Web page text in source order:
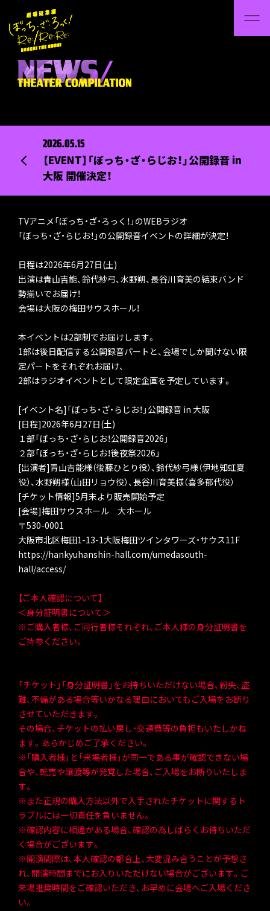
2026.05.15
【EVENT】「ぼっち・ざ・らじお！」公開録音 in
大阪 開催決定！
TVアニメ「ぼっち・ざ・ろっく！」のWEBラジオ
「ぼっち・ざ・らじお！」の公開録音イベントの詳細が決定！
日程は2026年6月27日(土)
出演は青山吉能、鈴代紗弓、水野朔、長谷川育美の結束バンド
勢揃いでお届け！
会場は大阪の梅田サウスホール！
本イベントは2部制でお届けします。
1部は後日配信する公開録音パートと、会場でしか聞けない限
定パートをそれぞれお届け、
2部はラジオイベントとして限定企画を予定しています。
[イベント名]「ぼっち・ざ・らじお！」公開録音 in 大阪
[日程]2026年6月27日(土)
１部「ぼっち・ざ・らじお！公開録音2026」
２部「ぼっち・ざ・らじお！後夜祭2026」
[出演者]青山吉能様（後藤ひとり役）、鈴代紗弓様（伊地知虹夏
役）、水野朔様（山田リョウ役）、長谷川育美様（喜多郁代役）
[チケット情報]5月末より販売開始予定
[会場]梅田サウスホール 大ホール
〒530-0001
大阪市北区梅田1-13-1大阪梅田ツインタワーズ・サウス11F
https://hankyuhanshin-hall.com/umedasouth-
hall/access/
【ご本人確認について】
＜身分証明書について＞
※ご購入者様、ご同行者様それぞれ、ご本人様の身分証明書を
ご持参ください。
「チケット」「身分証明書」をお持ちいただけない場合、紛失、盗
難、不備がある場合等いかなる理由においてもご入場をお断り
させていただきます。
その場合、チケットの払い戻し・交通費等の負担もいたしかね
ます。あらかじめご了承ください。
※「購入者様」と「来場者様」が同一である事が確認できない場
合や、転売や譲渡等が発覚した場合、ご入場をお断りいたしま
す。
※また正規の購入方法以外で入手されたチケットに関するト
ラブルには一切責任を負いません。
※確認内容に相違がある場合、確認の為しばらくお待ちいただ
く場合がございます。
※開演間際は、本人確認の都合上、大変混み合うことが予想さ
れ、開演時間までにお入りいただけない場合がございます。ご
来場推奨時間をご確認いただき、お早めに会場へご入場くださ
い。